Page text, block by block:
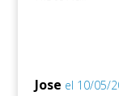
Jose el 10/05/